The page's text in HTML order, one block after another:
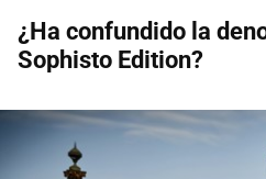
¿Ha confundido la
Sophisto Edition?